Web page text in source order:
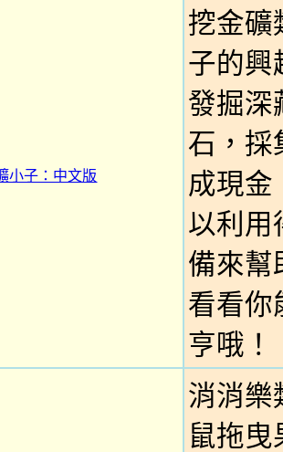
小子：中文版
挖金礦
子的興
發掘深
石，採
成現金
以利用
備來幫
看看你
亨哦！
消消樂
鼠拖